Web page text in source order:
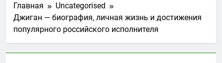
Главная
Uncategorised
Джиган — биография, личная жизнь и достижения
популярного российского исполнителя